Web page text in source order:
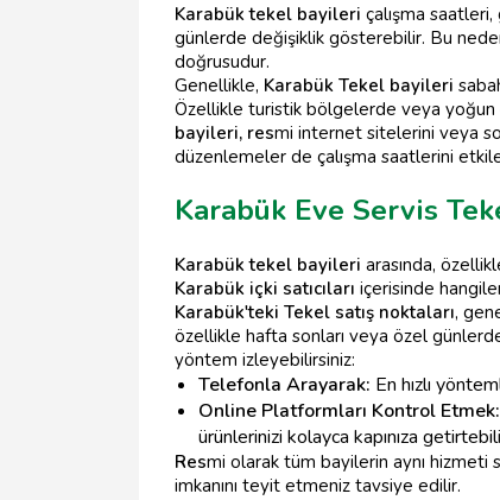
Karabük tekel bayileri çalışma
günlerde değişiklik gösterebilir. Bu
doğrusudur.
Genellikle, Karabük Tekel bayileri
Özellikle turistik bölgelerde veya yoğun
bayileri, resmi internet sitelerini veya
düzenlemeler de çalışma saatlerini
Karabük Eve Servis
Karabük tekel bayileri arasında,
Karabük içki satıcıları içerisinde
Karabük'teki Tekel satış noktaları,
özellikle hafta sonları veya özel
yöntem izleyebilirsiniz:
Telefonla Arayarak: En hızlı
Online Platformları Kontrol Etmek:
ürünlerinizi kolayca kapınıza
Resmi olarak tüm bayilerin aynı hizmeti
imkanını teyit etmeniz tavsiye edilir.